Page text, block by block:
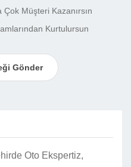
Müşteri Kazanırsın
Kurtulursun
Gönder
Oto Ekspertiz,